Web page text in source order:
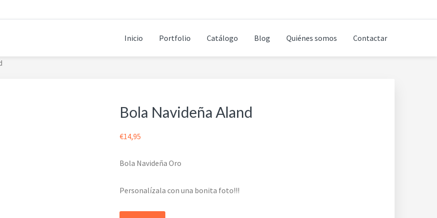
Inicio Portfolio Catálogo Blog Quiénes somos Contactar
Bola Navideña Aland
€14,95
Bola Navideña Oro
Personalízala con una bonita foto!!!